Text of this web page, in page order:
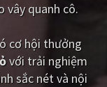
- Hồng Kông
vây quanh cô.
cơ hội thưởng
với trải nghiệm
sắc nét và nội